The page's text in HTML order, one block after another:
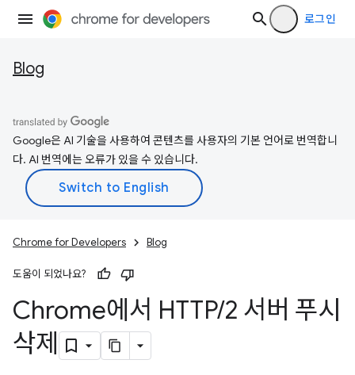
로그인
Blog
Google은 AI 기술을 사용하여 콘텐츠를 사용자의 기본 언어로 번역합니
다. AI 번역에는 오류가 있을 수 있습니다.
Chrome for Developers Blog
도움이 되었나요?
Chrome에서 HTTP/2 서버 푸시
삭제